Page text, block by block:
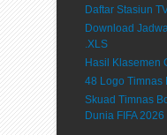
Daftar Stasiun
Download
.XLS
Hasil Klasemen
48 Logo Timnas
Skuad Timnas
Dunia FIFA 2026